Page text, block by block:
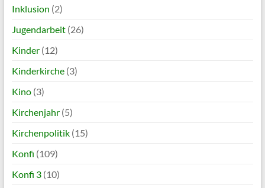
Inklusion (2)
Jugendarbeit(26)
Kinder(12)
Kinderkirche(3)
Kino(3)
Kirchenjahr(5)
Kirchenpolitik(15)
Konfi (109)
Konfi 3(10)